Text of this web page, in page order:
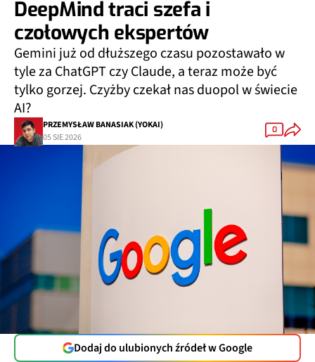
DeepMind traci szefa i
czołowych ekspertów
Gemini już od dłuższego czasu pozostawało w
tyle za ChatGPT czy Claude, a teraz może być
tylko gorzej. Czyżby czekał nas duopol w świecie
AI?
PRZEMYSŁAW BANASIAK (YOKAI)
05 SIE 2026
0
Dodaj do ulubionych źródeł w Google